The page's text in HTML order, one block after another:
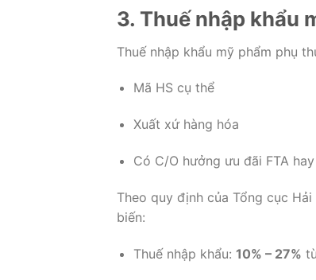
3. Thuế nhập khẩu
Thuế nhập khẩu mỹ phẩm phụ
Mã HS cụ thể
Xuất xứ hàng hóa
Có C/O hưởng ưu đãi FTA
Theo quy định của Tổng cục Hải
biến:
Thuế nhập khẩu: 10% – 27%